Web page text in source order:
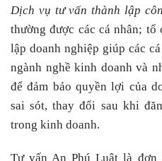
Dịch vụ tư vấn thành lập
thường được các cá nhân;
lập doanh nghiệp giúp các
ngành nghề kinh doanh và
để đảm bảo quyền lợi của
sai sót, thay đổi sau khi
trong kinh doanh.
Tư vấn An Phú Luật là đơn